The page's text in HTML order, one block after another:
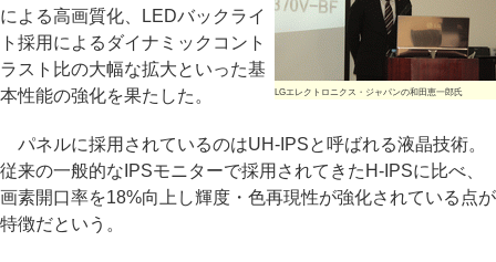
LGエレクトロニクス・ジャパンの和田恵一郎氏
による高画質化、LEDバックライ
ト採用によるダイナミックコント
ラスト比の大幅な拡大といった基
本性能の強化を果たした。
パネルに採用されているのはUH-IPSと呼ばれる液晶技術。
従来の一般的なIPSモニターで採用されてきたH-IPSに比べ、
画素開口率を18%向上し輝度・色再現性が強化されている点が
特徴だという。